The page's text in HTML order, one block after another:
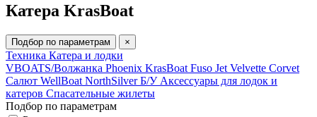
Катера KrasBoat
Подбор по параметрам ×
Техника Катера и лодки
VBOATS/Волжанка Phoenix KrasBoat Fuso Jet Velvette Corvet
Салют WellBoat NorthSilverБ/У Аксессуары для лодок и
катеров Спасательные жилеты
Подбор по параметрам